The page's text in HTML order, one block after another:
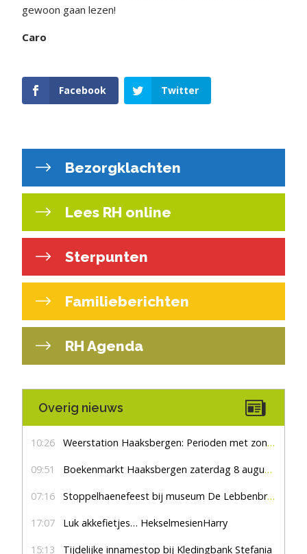
gewoon gaan lezen!
Caro
Facebook Twitter
Bezorgklachten
Lees RH online
Sterpunten
Familieberichten
RH Agenda
Overig nieuws
10:26 Weerstation Haaksbergen: Perioden met zon en droog
09:51 Boekenmarkt Haaksbergen zaterdag 8 augustus, marktplein Haaksbergen
07:16 Stoppelhaenefeest bij museum De Lebbenbrugge
17:07 Luk akkefietjes… HekselmesienHarry
15:13 Tijdelijke innamestop bij Kledingbank Stefania